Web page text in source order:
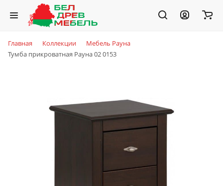
Главная Коллекции
Мебель Рауна
Тумба прикроватная Рауна 02 0153